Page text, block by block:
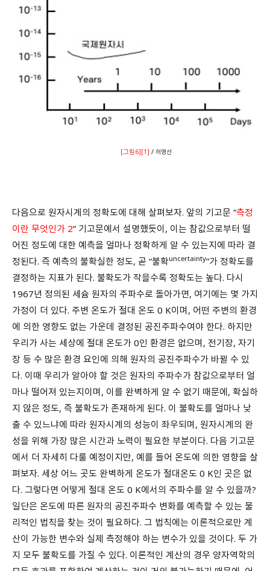
[그림6][1] / 허명선
다음으로 원자시계의 정확도에 대해 살펴보자. 앞의 기고문 “측정
이란 무엇인가 2” 기고문에서 설명했듯이, 이는 참값으로부터 떨
어진 정도에 대한 예측을 얼마나 정확하게 알 수 있는지에 따라 결
정된다. 즉 예측의 불확실한 정도, 곧 “불확uncertainty”가 정확도를
결정하는 지표가 된다. 불확도가 작을수록 정확도는 높다. 다시
1967년 정의된 세슘 원자의 주파수로 돌아가면, 여기에는 몇 가지
가정이 더 있다. 주변 온도가 절대 온도 0 K이며, 어떤 주변의 환경
에 의한 영향도 없는 가운데 결정된 공진주파수여야 한다. 하지만
우리가 사는 세상에 절대 온도가 0인 환경은 없으며, 전기장, 자기
장 등 수 많은 환경 요인에 의해 원자의 공진주파수가 바뀔 수 있
다. 이때 우리가 알아야 할 것은 원자의 주파수가 참값으로부터 얼
마나 떨어져 있는지이며, 이를 완벽하게 알 수 없기 때문에, 확실하
지 않은 정도, 즉 불확도가 존재하게 된다. 이 불확도를 얼마나 낮
출 수 있느냐에 따라 원자시계의 성능이 좌우되며, 원자시계의 완
성을 위해 가장 많은 시간과 노력이 필요한 부분이다. 다음 기고문
에서 더 자세히 다룰 예정이지만, 예를 들어 온도에 의한 영향을 살
펴보자. 세상 어느 곳도 완벽하게 온도가 절대온도 0 K인 곳은 없
다. 그렇다면 어떻게 절대 온도 0 K에서의 주파수를 알 수 있을까?
일단은 온도에 따른 원자의 공진주파수 변화를 예측할 수 있는 물
리적인 법칙을 찾는 것이 필요하다. 그 법칙에는 이론적으로만 계
산이 가능한 변수와 실제 측정해야 하는 변수가 있을 것이다. 두 가
지 모두 불확도를 가질 수 있다. 이론적인 계산의 경우 양자역학의